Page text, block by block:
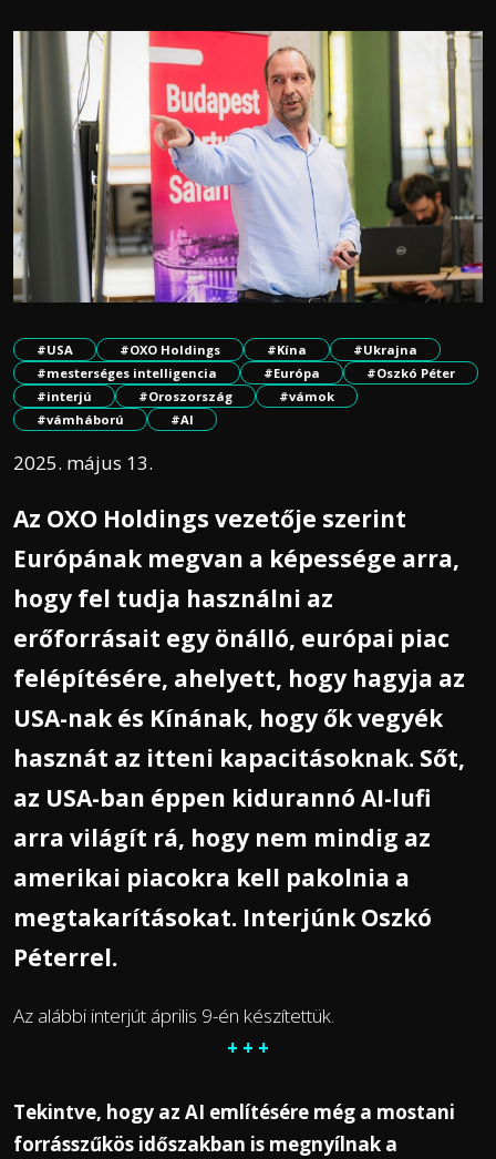
#USA #OXO Holdings #Kína
#Ukrajna
#mesterséges intelligencia
#Európa
#Oszkó Péter
#interjú
#Oroszország
#vámok
#vámháború
#AI
2025. május 13.
Az OXO Holdings vezetője szerint
Európának megvan a képessége arra,
hogy fel tudja használni az
erőforrásait egy önálló, európai piac
felépítésére, ahelyett, hogy hagyja az
USA-nak és Kínának, hogy ők vegyék
hasznát az itteni kapacitásoknak. Sőt,
az USA-ban éppen kidurannó AI-lufi
arra világít rá, hogy nem mindig az
amerikai piacokra kell pakolnia a
megtakarításokat. Interjúnk Oszkó
Péterrel.
Az alábbi interjút április 9-én készítettük.
+ + +
Tekintve, hogy az AI említésére még a mostani
forrásszűkös időszakban is megnyílnak a